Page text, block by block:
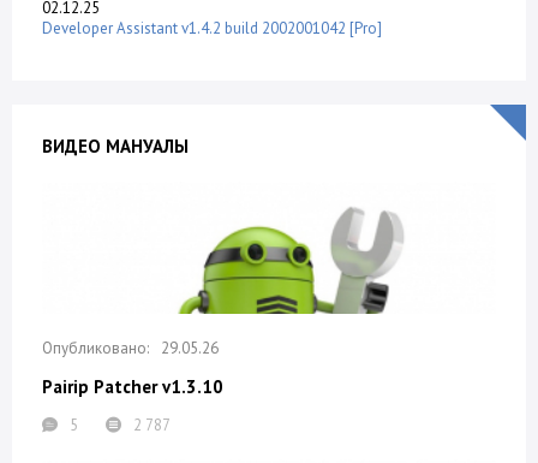
02.12.25
Developer Assistant v1.4.2 build 2002001042 [Pro]
ВИДЕО МАНУАЛЫ
29.05.26
Pairip Patcher v1.3.10
5 2 787